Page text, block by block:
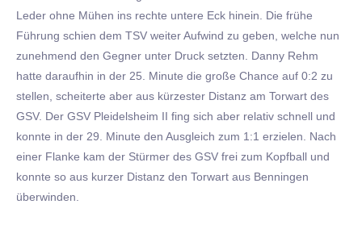
Leder ohne Mühen ins rechte untere Eck hinein. Die frühe
Führung schien dem TSV weiter Aufwind zu geben, welche nun
zunehmend den Gegner unter Druck setzten. Danny Rehm
hatte daraufhin in der 25. Minute die große Chance auf 0:2 zu
stellen, scheiterte aber aus kürzester Distanz am Torwart des
GSV. Der GSV Pleidelsheim II fing sich aber relativ schnell und
konnte in der 29. Minute den Ausgleich zum 1:1 erzielen. Nach
einer Flanke kam der Stürmer des GSV frei zum Kopfball und
konnte so aus kurzer Distanz den Torwart aus Benningen
überwinden.